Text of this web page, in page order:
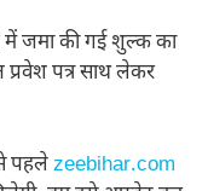
में जमा की गई शुल्क का
प्रवेश पत्र साथ लेकर
पहलेzeebihar.com